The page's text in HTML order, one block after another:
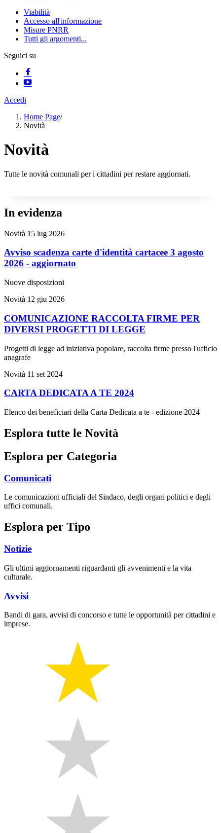
Viabilità
Accesso all'informazione
Misure PNRR
Tutti gli argomenti...
Seguici su
Accedi
Home Page/
Novità
Novità
Tutte le novità comunali per i cittadini per restare aggiornati.
In evidenza
Novità 15 lug 2026
Avviso scadenza carte d'identità cartacee 3 agosto
2026 - aggiornato
Nuove disposizioni
Novità 12 giu 2026
COMUNICAZIONE RACCOLTA FIRME PER
DIVERSI PROGETTI DI LEGGE
Progetti di legge ad iniziativa popolare, raccolta firme presso l'ufficio
anagrafe
Novità 11 set 2024
CARTA DEDICATA A TE 2024
Elenco dei beneficiari della Carta Dedicata a te - edizione 2024
Esplora tutte le Novità
Esplora per Categoria
Comunicati
Le comunicazioni ufficiali del Sindaco, degli organi politici e degli
uffici comunali.
Esplora per Tipo
Notizie
Gli ultimi aggiornamenti riguardanti gli avvenimenti e la vita
culturale.
Avvisi
Bandi di gara, avvisi di concorso e tutte le opportunità per cittadini e
imprese.